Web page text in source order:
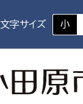
文字サイズ 小